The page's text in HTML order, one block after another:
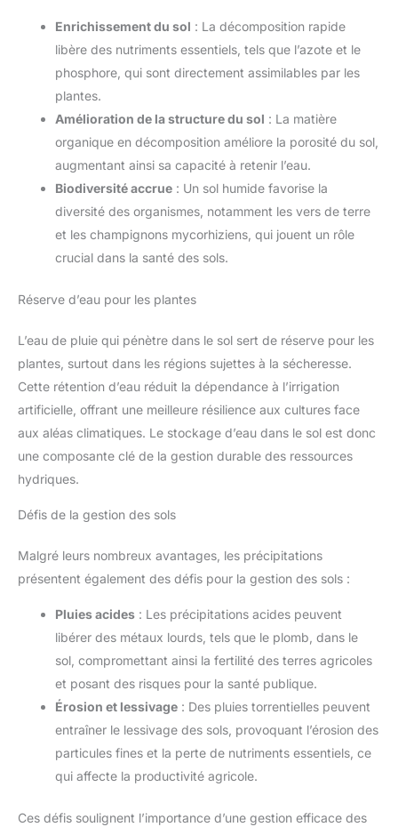
Enrichissement du sol : La décomposition rapide
libère des nutriments essentiels, tels que l’azote et le
phosphore, qui sont directement assimilables par les
plantes.
Amélioration de la structure du sol : La matière
organique en décomposition améliore la porosité du sol,
augmentant ainsi sa capacité à retenir l’eau.
Biodiversité accrue : Un sol humide favorise la
diversité des organismes, notamment les vers de terre
et les champignons mycorhiziens, qui jouent un rôle
crucial dans la santé des sols.
Réserve d’eau pour les plantes
L’eau de pluie qui pénètre dans le sol sert de réserve pour les
plantes, surtout dans les régions sujettes à la sécheresse.
Cette rétention d’eau réduit la dépendance à l’irrigation
artificielle, offrant une meilleure résilience aux cultures face
aux aléas climatiques. Le stockage d’eau dans le sol est donc
une composante clé de la gestion durable des ressources
hydriques.
Défis de la gestion des sols
Malgré leurs nombreux avantages, les précipitations
présentent également des défis pour la gestion des sols :
Pluies acides : Les précipitations acides peuvent
libérer des métaux lourds, tels que le plomb, dans le
sol, compromettant ainsi la fertilité des terres agricoles
et posant des risques pour la santé publique.
Érosion et lessivage : Des pluies torrentielles peuvent
entraîner le lessivage des sols, provoquant l’érosion des
particules fines et la perte de nutriments essentiels, ce
qui affecte la productivité agricole.
Ces défis soulignent l’importance d’une gestion efficace des